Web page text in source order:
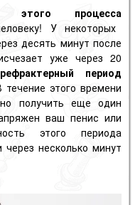
этого процесса
У некоторых
десять минут после
уже через 20
рефрактерный период
течение этого времени
получить еще один
ваш пенис или
этого периода
несколько минут